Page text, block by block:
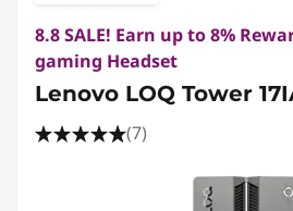
8.8 SALE! Earn up to 8%
gaming Headset
Lenovo LOQ Tower
(7)